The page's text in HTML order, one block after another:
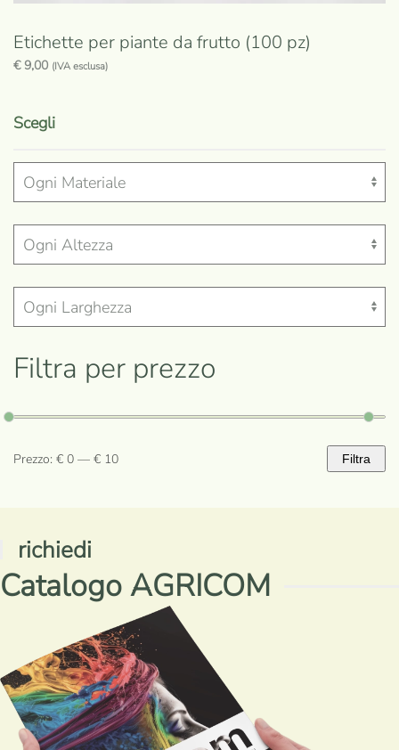
Etichette per piante da frutto (100 pz)
€9,00 (IVA esclusa)
Scegliprodotto
più
varianti.
Le
opzioni
possono
essere
scelte
pagina
prodotto
Filtra per prezzo
Prezzo
Prezzo
Filtra
Prezzo: € 0 — € 10
richiedi
Catalogo AGRICOM